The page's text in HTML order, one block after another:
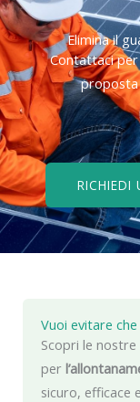
Elimina il
Contattaci
proposta
RICHIEDI
Vuoi evitare
Scopri le
per
sicuro, efficace